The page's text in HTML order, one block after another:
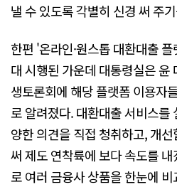
낼 수 있도록 각별히 신경 써 주
한편 '온라인·원스톱 대환대출
대 시행된 가운데 대통령실은 윤
생토론회에 해당 플랫폼 이용자
로 알려졌다. 대환대출 서비스를
양한 의견을 직접 청취하고, 개
써 제도 연착륙에 보다 속도를
로 여러 금융사 상품을 한눈에